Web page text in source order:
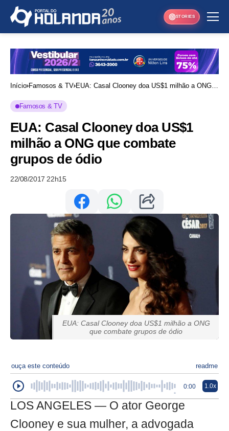
STORIES
Início Famosos & TV EUA: Casal Clooney doa US$1 milhão a ONG
Famosos & TV
EUA: Casal Clooney doa US$1
milhão a ONG que combate
grupos de ódio
22/08/2017 22h15
EUA: Casal Clooney doa US$1 milhão a ONG
que combate grupos de ódio
ouça este conteúdo readme
0:00 1.0x
LOS ANGELES — O ator George
Clooney e sua mulher, a advogada